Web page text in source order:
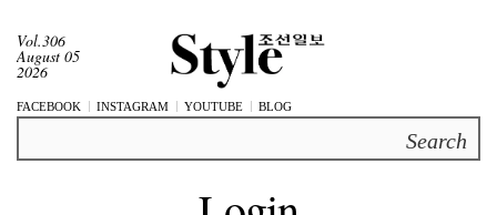
Vol.306
August 05
2026
FACEBOOK INSTAGRAM YOUTUBE BLOG